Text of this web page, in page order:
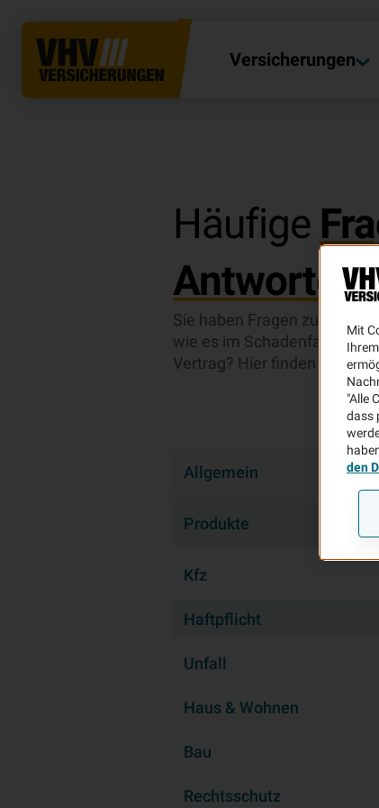
Versicherungen
Häufige
Antworten.
Sie haben Fragen zu
wie es im Schadenfall
Vertrag? Hier finden Sie
Allgemein
Produkte
Kfz
Haftpflicht
Unfall
Haus & Wohnen
Bau
Rechtsschutz
Mit
"Alle
dass
den